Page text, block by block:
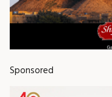
Sponsored